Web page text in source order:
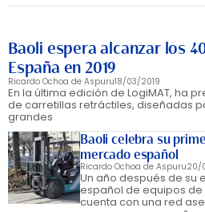
Baoli espera alcanzar los
España en 2019
Ricardo Ochoa de Aspuru18/03/2019
En la última edición de LogiMAT, ha
de carretillas retráctiles, diseñadas
grandes
Baoli celebra su
mercado español
Ricardo Ochoa de Aspuru20/
Un año después de su
español de equipos de
cuenta con una red